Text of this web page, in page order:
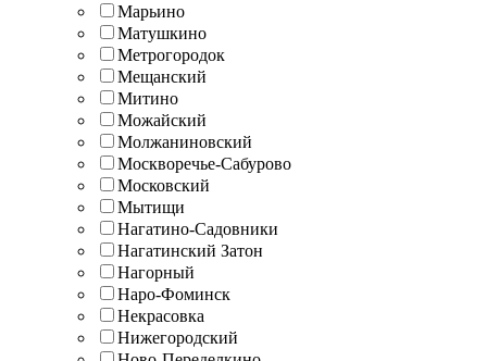
Марьино
Матушкино
Метрогородок
Мещанский
Митино
Можайский
Молжаниновский
Москворечье-Сабурово
Московский
Мытищи
Нагатино-Садовники
Нагатинский Затон
Нагорный
Наро-Фоминск
Некрасовка
Нижегородский